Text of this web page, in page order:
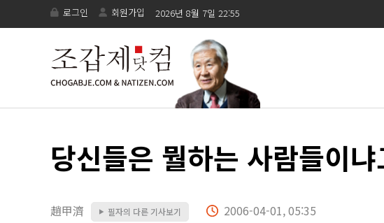
로그인 회원가입 2026년 8월 7일 22:55
당신들은 뭘하는 사람들이
趙甲濟 ▶ 필자의 다른 기사보기 2006-04-01, 05:35